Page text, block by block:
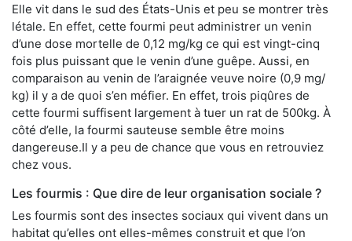
Elle vit dans le sud des États-Unis et peu se montrer très
létale. En effet, cette fourmi peut administrer un venin
d’une dose mortelle de 0,12 mg/kg ce qui est vingt-cinq
fois plus puissant que le venin d’une guêpe. Aussi, en
comparaison au venin de l’araignée veuve noire (0,9 mg/
kg) il y a de quoi s’en méfier. En effet, trois piqûres de
cette fourmi suffisent largement à tuer un rat de 500kg. À
côté d’elle, la fourmi sauteuse semble être moins
dangereuse.Il y a peu de chance que vous en retrouviez
chez vous.
Les fourmis : Que dire de leur organisation sociale ?
Les fourmis sont des insectes sociaux qui vivent dans un
habitat qu’elles ont elles-mêmes construit et que l’on